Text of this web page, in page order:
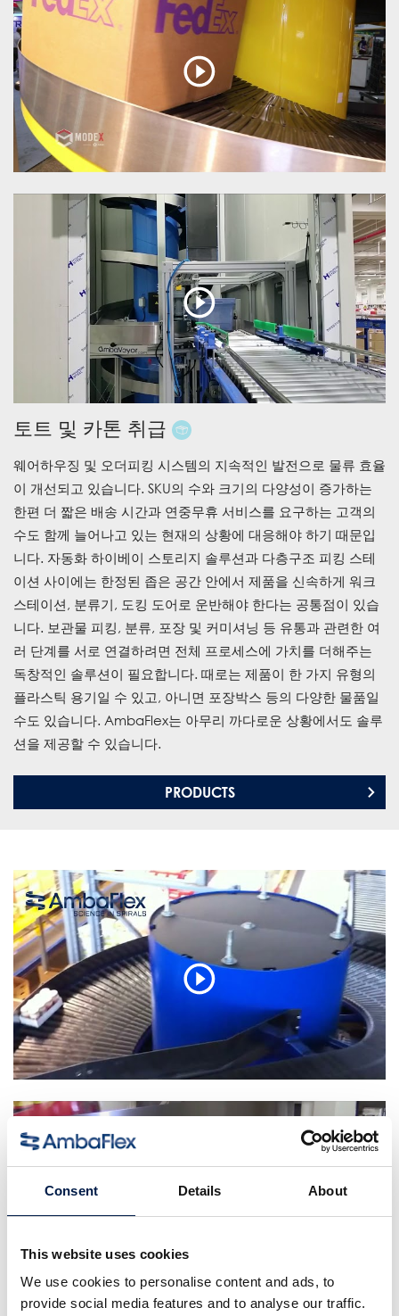
Consent Details About
This website uses cookies
We use cookies to personalise content and ads, to
provide social media features and to analyse our traffic.
토트 및 카톤 취급
웨어하우징 및 오더피킹 시스템의 지속적인 발전으로 물류 효율
이 개선되고 있습니다. SKU의 수와 크기의 다양성이 증가하는
한편 더 짧은 배송 시간과 연중무휴 서비스를 요구하는 고객의
수도 함께 늘어나고 있는 현재의 상황에 대응해야 하기 때문입
니다. 자동화 하이베이 스토리지 솔루션과 다층구조 피킹 스테
이션 사이에는 한정된 좁은 공간 안에서 제품을 신속하게 워크
스테이션, 분류기, 도킹 도어로 운반해야 한다는 공통점이 있습
니다. 보관물 피킹, 분류, 포장 및 커미셔닝 등 유통과 관련한 여
러 단계를 서로 연결하려면 전체 프로세스에 가치를 더해주는
독창적인 솔루션이 필요합니다. 때로는 제품이 한 가지 유형의
플라스틱 용기일 수 있고, 아니면 포장박스 등의 다양한 물품일
수도 있습니다. AmbaFlex는 아무리 까다로운 상황에서도 솔루
션을 제공할 수 있습니다.
PRODUCTS